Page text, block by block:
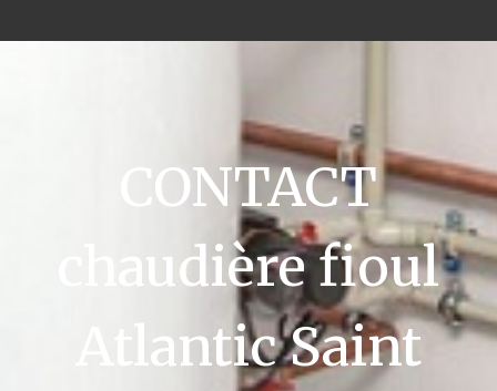
CONTACT
chaudière fioul
Atlantic Saint